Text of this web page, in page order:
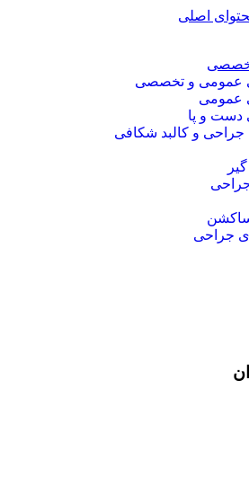
اصلی
عمومی و تخصصی
عمومی
دست و پا
جراحی و کالبد شکافی
ساکشن
جراحی